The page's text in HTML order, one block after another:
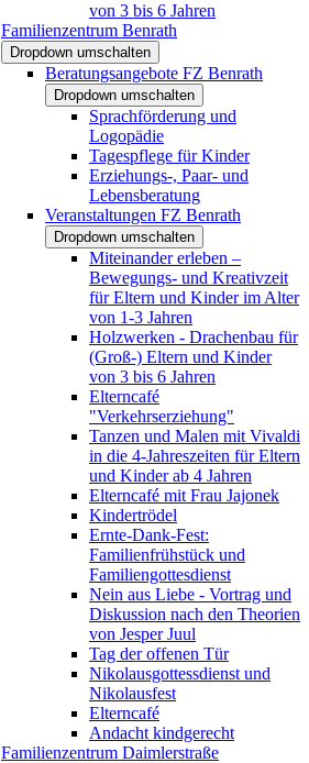
von 3 bis 6 Jahren
Familienzentrum Benrath
Dropdown umschalten
Beratungsangebote FZ Benrath
Dropdown umschalten
Sprachförderung und
Logopädie
Tagespflege für Kinder
Erziehungs-, Paar- und
Lebensberatung
Veranstaltungen FZ Benrath
Dropdown umschalten
Miteinander erleben –
Bewegungs- und Kreativzeit
für Eltern und Kinder im Alter
von 1-3 Jahren
Holzwerken - Drachenbau für
(Groß-) Eltern und Kinder
von 3 bis 6 Jahren
Elterncafé
"Verkehrserziehung"
Tanzen und Malen mit Vivaldi
in die 4-Jahreszeiten für Eltern
und Kinder ab 4 Jahren
Elterncafé mit Frau Jajonek
Kindertrödel
Ernte-Dank-Fest:
Familienfrühstück und
Familiengottesdienst
Nein aus Liebe - Vortrag und
Diskussion nach den Theorien
von Jesper Juul
Tag der offenen Tür
Nikolausgottessdienst und
Nikolausfest
Elterncafé
Andacht kindgerecht
Familienzentrum Daimlerstraße